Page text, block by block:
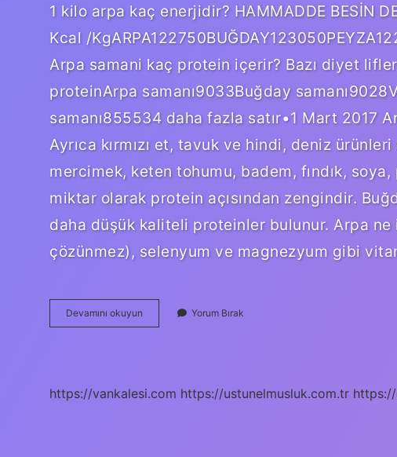
1 kilo arpa kaç enerjidir? HAMMADDE BESİN
Kcal /
Arpa samani kaç protein içerir? Bazı diyet
proteinArpa samanı9033Buğday
samanı855534 daha fazla satır•1 Mart 2017
Ayrıca kırmızı et, tavuk ve hindi, deniz
mercimek, keten tohumu, badem, fındık,
miktar olarak protein açısından zengindir.
daha düşük kaliteli proteinler bulunur. Arpa
çözünmez), selenyum ve magnezyum gibi
Devamını okuyun
Kaç
Yorum Bırak
https://vankalesi.com https://ustunelmusluk.com.tr